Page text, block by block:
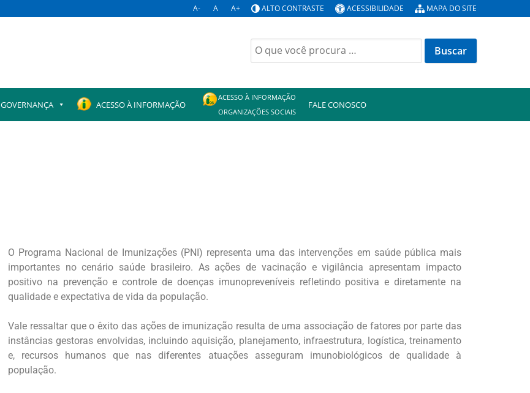
A- A A+ ALTO CONTRASTE ACESSIBILIDADE MAPA DO SITE
GOVERNANÇA ACESSO À INFORMAÇÃO
ACESSO À INFORMAÇÃO
ORGANIZAÇÕES SOCIAIS
FALE CONOSCO
O Programa Nacional de Imunizações (PNI) representa uma das intervenções em saúde pública mais
importantes no cenário saúde brasileiro. As ações de vacinação e vigilância apresentam impacto
positivo na prevenção e controle de doenças imunopreveníveis refletindo positiva e diretamente na
qualidade e expectativa de vida da população.
Vale ressaltar que o êxito das ações de imunização resulta de uma associação de fatores por parte das
instâncias gestoras envolvidas, incluindo aquisição, planejamento, infraestrutura, logística, treinamento
e, recursos humanos que nas diferentes atuações asseguram imunobiológicos de qualidade à
população.